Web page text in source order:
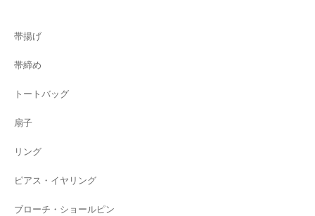
帯揚げ
帯締め
トートバッグ
扇子
リング
ピアス・イヤリング
ブローチ・ショールピン